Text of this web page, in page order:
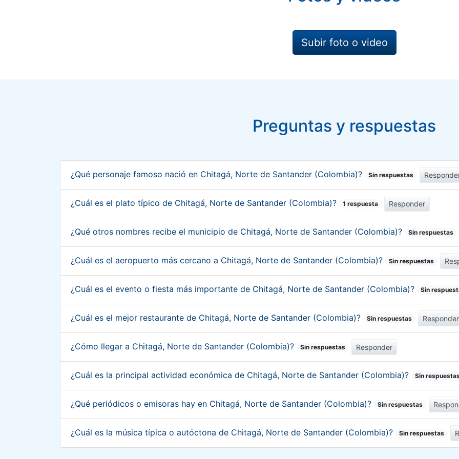
Subir foto o video
Preguntas y respuestas
¿Qué personaje famoso nació en Chitagá, Norte de Santander (Colombia)? Sin respuestas
¿Cuál es el plato típico de Chitagá, Norte de Santander (Colombia)? 1 respuesta Responder
¿Qué otros nombres recibe el municipio de Chitagá, Norte de Santander (Colombia)? Sin respuestas
¿Cuál es el aeropuerto más cercano a Chitagá, Norte de Santander (Colombia)? Sin respuestas
¿Cuál es el evento o fiesta más importante de Chitagá, Norte de Santander (Colombia)? Sin
¿Cuál es el mejor restaurante de Chitagá, Norte de Santander (Colombia)? Sin respuestas Responder
¿Cómo llegar a Chitagá, Norte de Santander (Colombia)? Sin respuestas Responder
¿Cuál es la principal actividad económica de Chitagá, Norte de Santander (Colombia)? Sin
¿Qué periódicos o emisoras hay en Chitagá, Norte de Santander (Colombia)? Sin respuestas
¿Cuál es la música típica o autóctona de Chitagá, Norte de Santander (Colombia)? Sin respuestas